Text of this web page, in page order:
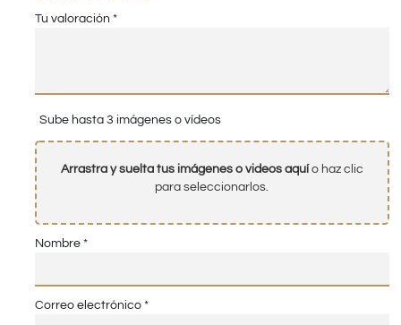
Tu valoración *
Sube hasta 3 imágenes o vídeos
Arrastra y suelta tus imágenes o videos aquío haz clic
para seleccionarlos.
Nombre *
Correo electrónico *